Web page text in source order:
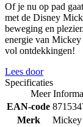
Of je nu op pad
met de Disney
beweging en
energie van Mickey
vol ontdekkingen!
Lees door
Specificaties
Meer
EAN-code
Merk
Mickey